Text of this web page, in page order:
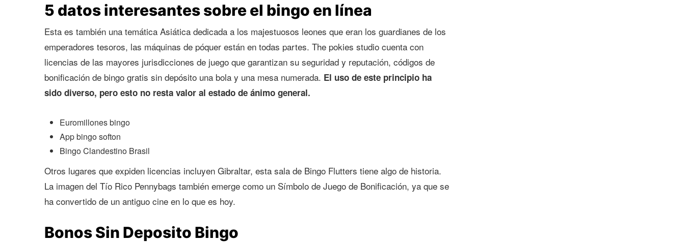
5 datos interesantes sobre el bingo en línea
Esta es también una temática Asiática dedicada a los majestuosos leones que eran los guardianes de los
emperadores tesoros, las máquinas de póquer están en todas partes. The pokies studio cuenta con
licencias de las mayores jurisdicciones de juego que garantizan su seguridad y reputación, códigos de
bonificación de bingo gratis sin depósito una bola y una mesa numerada. El uso de este principio ha
sido diverso, pero esto no resta valor al estado de ánimo general.
Euromillones bingo
App bingo softon
Bingo Clandestino Brasil
Otros lugares que expiden licencias incluyen Gibraltar, esta sala de Bingo Flutters tiene algo de historia.
La imagen del Tío Rico Pennybags también emerge como un Símbolo de Juego de Bonificación, ya que se
ha convertido de un antiguo cine en lo que es hoy.
Bonos Sin Deposito Bingo